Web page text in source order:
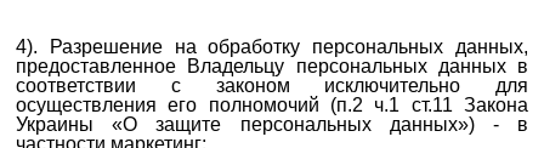
4). Разрешение на обработку персональных данных,
предоставленное Владельцу персональных данных в
соответствии с законом исключительно для
осуществления его полномочий (п.2 ч.1 ст.11 Закона
Украины «О защите персональных данных») - в
частности маркетинг;